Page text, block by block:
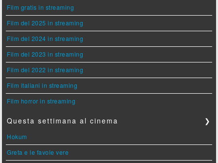
Film gratis in streaming
Film del 2025 in streaming
Film del 2024 in streaming
Film del 2023 in streaming
Film del 2022 in streaming
Film italiani in streaming
Film horror in streaming
Questa settimana al cinema ❯
Hokum
Greta e le favole vere